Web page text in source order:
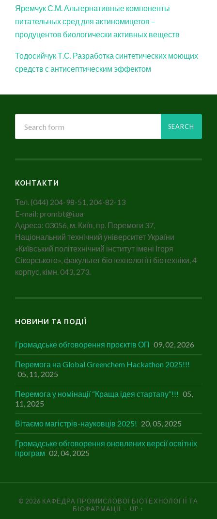
Яремчук С.М. Альтернативные компоненты
питательных сред для актиномицетов –
продуцентов биологически активных веществ
Тодосийчук Т.С. Разработка синтетических моющих
средств с антисептическим эффектом
КОНТАКТИ
Тел. (044) 204-98-51, 204-82-13
E-mail: prombt@i.ua
Адреса: 03056, м. Київ, пр. Перемоги 37,
Національний технічний університет України
«Київський політехнічний інститут імені Ігоря
Сікорського», факультет біотехнології і біотехніки, 4
корпус, кімн. 043, 273.
НОВИНИ ТА ПОДІЇ
Громадське обговорення проєктів ОП 09, 02, 2026
Перемога на Global Greenchem Hackathon 2025!!!
05, 11, 2025
Перемога у номінації “Краща ідея стартапу”!!! 05,
11, 2025
Вітаємо магістрів-науковців 2025! 20, 05, 2025
Громадське обговорення оновлених версії освітніх
програм 02, 04, 2025
© 2026 КАФЕДРА ПРОМИСЛОВОЇ БІОТЕХНОЛОГІЇ ТА
БІОФАРМАЦІЇ — UP ↑